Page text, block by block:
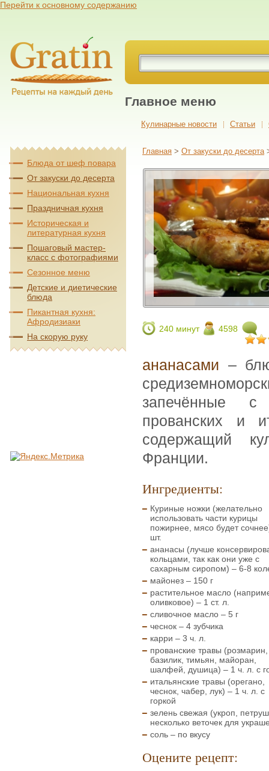
Перейти к основному содержанию
Главное меню
Кулинарные новости Cтатьи
Главная > От закуски до десерта
240 минут 4598
ананасами –
запечённые с
прованских и
содержащий
Франции.
Ингредиенты:
Куриные ножки (желательно
использовать части курицы
пожирнее, мясо будет
шт.
ананасы (лучше
кольцами, так как они уже с
сахарным сиропом) – 6-8
майонез – 150 г
растительное масло
оливковое) – 1 ст. л.
сливочное масло – 5 г
чеснок – 4 зубчика
карри – 3 ч. л.
прованские травы (розмарин,
базилик, тимьян, майоран,
шалфей, душица) – 1 ч. л. с
итальянские травы (орегано,
чеснок, чабер, лук) – 1 ч. л. с
горкой
зелень свежая (укроп,
несколько веточек для
соль – по вкусу
Оцените рецепт:
Блюда от шеф повара
От закуски до десерта
Национальная кухня
Праздничная кухня
Историческая и
литературная кухня
Пошаговый мастер-
класс с фотографиями
Сезонное меню
Детские и диетические
блюда
Пикантная кухня:
Афродизиаки
На скорую руку